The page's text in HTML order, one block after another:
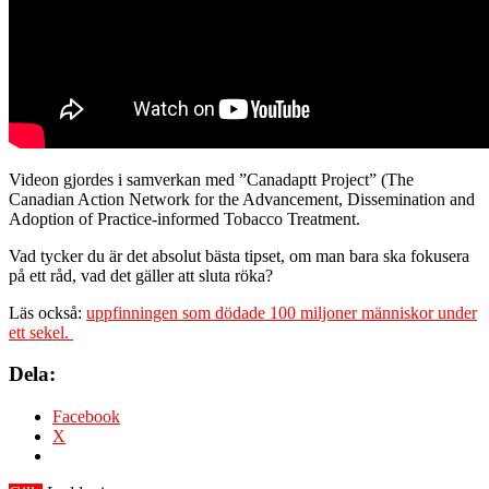
Videon gjordes i samverkan med ”Canadaptt Project” (The
Canadian Action Network for the Advancement, Dissemination and
Adoption of Practice-informed Tobacco Treatment.
Vad tycker du är det absolut bästa tipset, om man bara ska fokusera
på ett råd, vad det gäller att sluta röka?
Läs också: uppfinningen som dödade 100 miljoner människor under
ett sekel.
Dela:
Facebook
X